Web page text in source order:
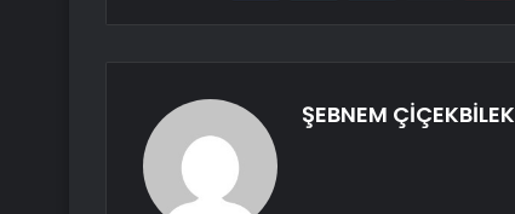
ŞEBNEM ÇİÇEKBİLEK